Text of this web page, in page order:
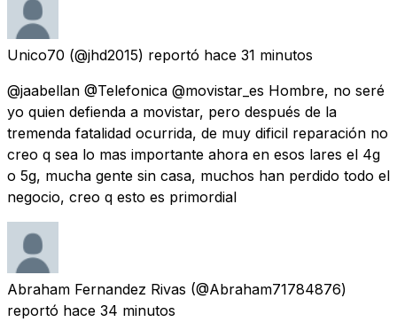
Unico70 (@jhd2015) reportó hace 31 minutos
@jaabellan @Telefonica @movistar_es Hombre, no seré
yo quien defienda a movistar, pero después de la
tremenda fatalidad ocurrida, de muy dificil reparación no
creo q sea lo mas importante ahora en esos lares el 4g
o 5g, mucha gente sin casa, muchos han perdido todo el
negocio, creo q esto es primordial
Abraham Fernandez Rivas (@Abraham71784876)
reportó hace 34 minutos